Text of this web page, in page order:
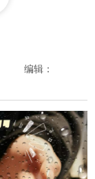
编辑：